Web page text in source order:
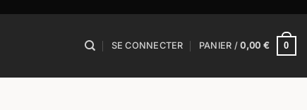
SE CONNECTER PANIER /0,00 € 0